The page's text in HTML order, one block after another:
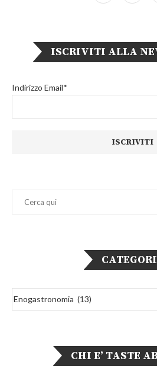
ISCRIVITI ALLA
Indirizzo Email*
CHI E’ TASTE